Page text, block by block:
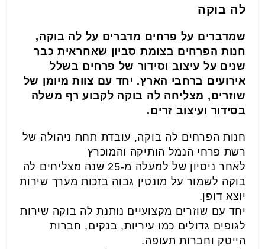
לה בוקה
שמדברים על פרחים מדברים על לה בוקה,
חנות הפרחים בצומת סביון שאחראית כבר
שנים על עיצוב וסידור של פרחים בשלל
אירועים ברחבי הארץ. יחד עם צוות מיומן של
שוזרים, מצליחה לה בוקה לקבוע רף משלה
בסידור ועיצוב זרים.
חנות הפרחים לה בוקה, עובדת תחת ניהולה של
רשת פרחי הנמל הותיקה והמוכרץ
לאחר ניסיון של למעלה מ-25 שנה מצליחים לה
בוקה לשמור על מונטין גבוה בזכות מערך שירות
יוצא דופן.
יחד עם שוזרים מקצועיים נותנת לה בוקה שירות
לגופים גדולים כמו עיריות, בנקים, חברות
הייטק וחברות תעופה.